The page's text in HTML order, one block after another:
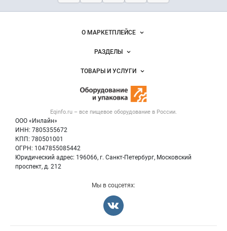
и упаковка
Важные разделы и контакты
Eqinfo.ru – все пищевое оборудование в России.
ООО «Инлайн»
ИНН: 7805355672
КПП: 780501001
ОГРН: 1047855085442
Юридический адрес: 196066, г. Санкт-Петербург, Московский
проспект, д. 212
Навигация по сайтуО МАРКЕТПЛЕЙСЕ
Новости Eqinfo.ru
Размещение рекламы
Публичная оферта
Контактная информация
Политика обработки персональных данных
РАЗДЕЛЫ
Объявления
Вакансии
ТОВАРЫ И УСЛУГИ
Оборудование для пищепрома
Тара и упаковка
Б/у оборудование
Мы в соцсетях: